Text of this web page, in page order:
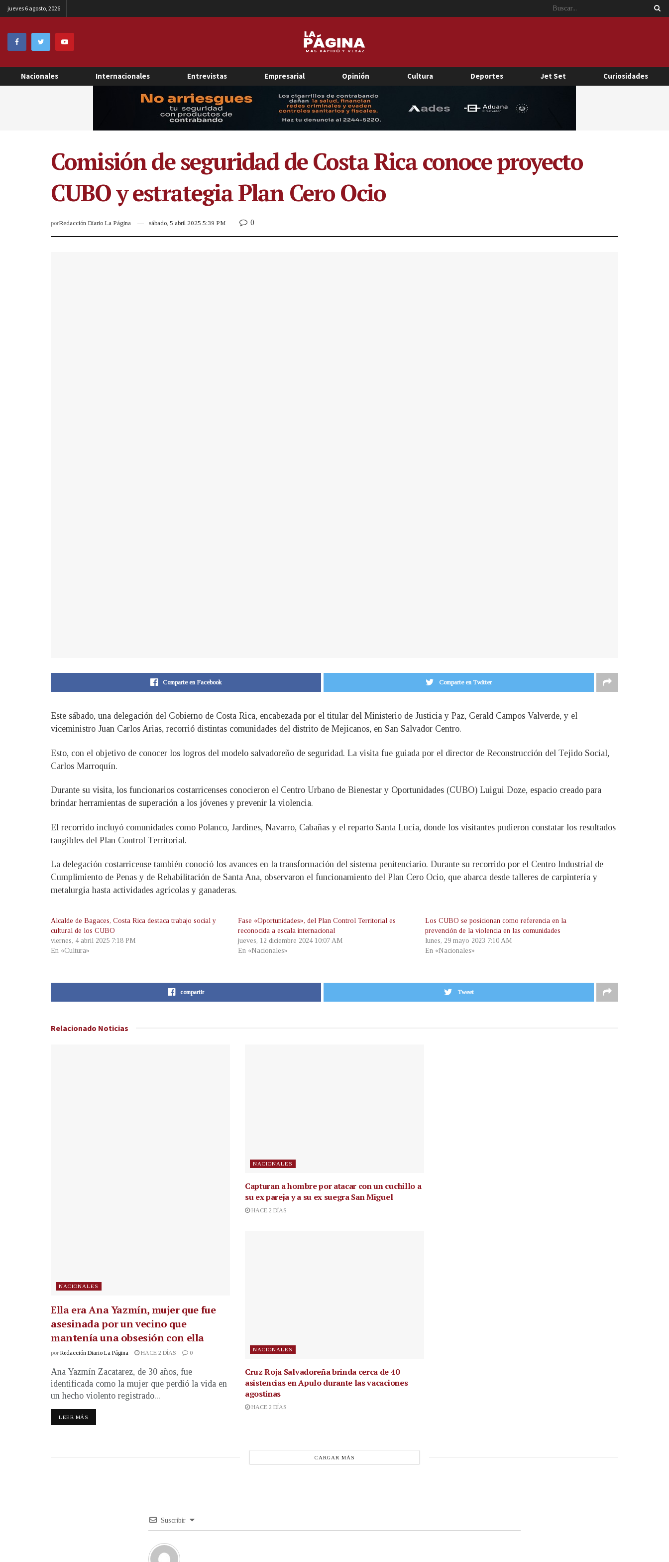
jueves 6 agosto, 2026
Nacionales Internacionales Entrevistas Empresarial Opinión Cultura Deportes Jet Set Curiosidades
Comisión de seguridad de Costa Rica conoce proyecto
CUBO y estrategia Plan Cero Ocio
porRedacción Diario La Página sábado, 5 abril 2025 5:39 PM 0
Comparte en Facebook Comparte en Twitter
Este sábado, una delegación del Gobierno de Costa Rica, encabezada por el titular del Ministerio de Justicia y Paz, Gerald Campos Valverde, y el
viceministro Juan Carlos Arias, recorrió distintas comunidades del distrito de Mejicanos, en San Salvador Centro.
Esto, con el objetivo de conocer los logros del modelo salvadoreño de seguridad. La visita fue guiada por el director de Reconstrucción del Tejido Social,
Carlos Marroquín.
Durante su visita, los funcionarios costarricenses conocieron el Centro Urbano de Bienestar y Oportunidades (CUBO) Luigui Doze, espacio creado para
brindar herramientas de superación a los jóvenes y prevenir la violencia.
El recorrido incluyó comunidades como Polanco, Jardines, Navarro, Cabañas y el reparto Santa Lucía, donde los visitantes pudieron constatar los resultados
tangibles del Plan Control Territorial.
La delegación costarricense también conoció los avances en la transformación del sistema penitenciario. Durante su recorrido por el Centro Industrial de
Cumplimiento de Penas y de Rehabilitación de Santa Ana, observaron el funcionamiento del Plan Cero Ocio, que abarca desde talleres de carpintería y
metalurgia hasta actividades agrícolas y ganaderas.
Alcalde de Bagaces, Costa Rica destaca trabajo social y
cultural de los CUBO
viernes, 4 abril 2025 7:18 PM
En «Cultura»
Fase «Oportunidades», del Plan Control Territorial es
reconocida a escala internacional
jueves, 12 diciembre 2024 10:07 AM
En «Nacionales»
Los CUBO se posicionan como referencia en la
prevención de la violencia en las comunidades
lunes, 29 mayo 2023 7:10 AM
En «Nacionales»
compartir Tweet
Relacionado Noticias
NACIONALES
Ella era Ana Yazmín, mujer que fue
asesinada por un vecino que
mantenía una obsesión con ella
por Redacción Diario La Página HACE 2 DÍAS 0
Ana Yazmín Zacatarez, de 30 años, fue
identificada como la mujer que perdió la vida en
un hecho violento registrado...
LEER MÁS
NACIONALES
Capturan a hombre por atacar con un cuchillo a
su ex pareja y a su ex suegra San Miguel
HACE 2 DÍAS
NACIONALES
Cruz Roja Salvadoreña brinda cerca de 40
asistencias en Apulo durante las vacaciones
agostinas
HACE 2 DÍAS
CARGAR MÁS
Suscribir